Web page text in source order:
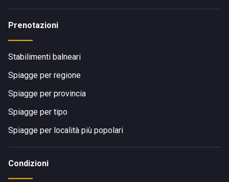
Prenotazioni
Stabilimenti balneari
Spiagge per regione
Spiagge per provincia
Spiagge per tipo
Spiagge per località più popolari
Condizioni